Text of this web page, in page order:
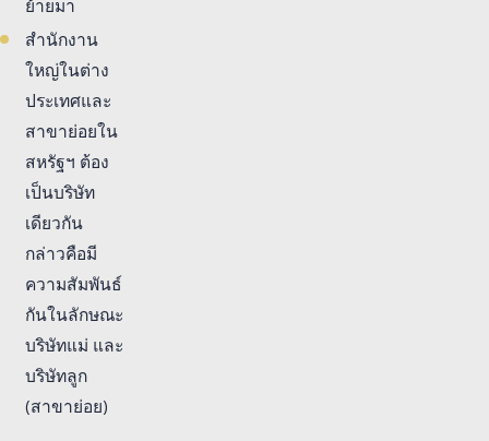
ย้ายมา
สำนักงาน
ใหญ่ในต่าง
ประเทศและ
สาขาย่อยใน
สหรัฐฯ ต้อง
เป็นบริษัท
เดียวกัน
กล่าวคือมี
ความสัมพันธ์
กันในลักษณะ
บริษัทแม่ และ
บริษัทลูก
(สาขาย่อย)